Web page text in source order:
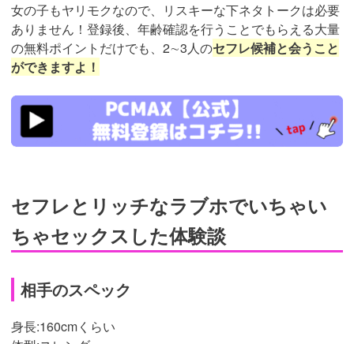
女の子もヤリモクなので、リスキーな下ネタトークは必要
ありません！登録後、年齢確認を行うことでもらえる大量
の無料ポイントだけでも、2∼3人のセフレ候補と会うこと
ができますよ！
https://pcmax.jp/lp/?
ad_id=rm307152
セフレとリッチなラブホでいちゃい
ちゃセックスした体験談
相手のスペック
身長:160cmくらい